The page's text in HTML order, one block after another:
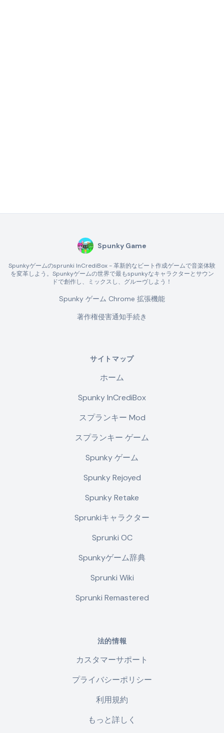
Spunky Game
Spunkyゲームのsprunki InCrediBox - 革新的なビート作成ゲームで音楽体験
を変革しよう。Spunkyゲームの世界で最もspunkyなキャラクターとサウン
ドで創作し、ミックスし、グルーヴしよう！
Spunky ゲーム Chrome 拡張機能
著作権侵害通知手続き
サイトマップ
ホーム
Spunky InCrediBox
スプランキー Mod
スプランキー ゲーム
Spunky ゲーム
Spunky Rejoyed
Spunky Retake
Sprunkiキャラクター
Sprunki OC
Spunkyゲーム辞典
Sprunki Wiki
Sprunki Remastered
法的情報
カスタマーサポート
プライバシーポリシー
利用規約
もっと詳しく